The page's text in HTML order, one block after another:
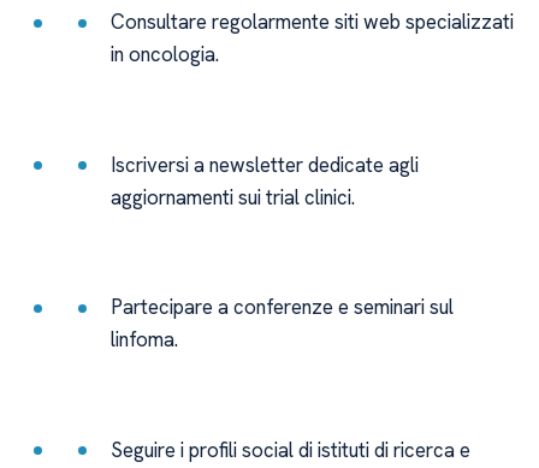
Consultare regolarmente siti web specializzati
in oncologia.
Iscriversi a newsletter dedicate agli
aggiornamenti sui trial clinici.
Partecipare a conferenze e seminari sul
linfoma.
Seguire i profili social di istituti di ricerca e